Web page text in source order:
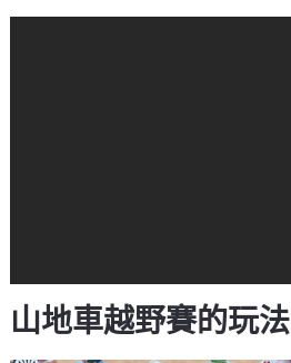
山地車越野賽的玩法